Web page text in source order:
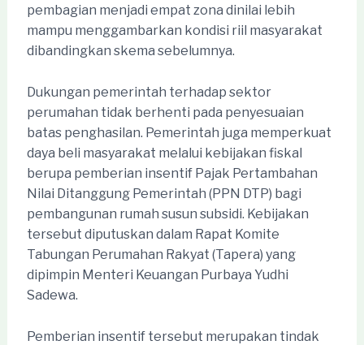
pembagian menjadi empat zona dinilai lebih
mampu menggambarkan kondisi riil masyarakat
dibandingkan skema sebelumnya.
Dukungan pemerintah terhadap sektor
perumahan tidak berhenti pada penyesuaian
batas penghasilan. Pemerintah juga memperkuat
daya beli masyarakat melalui kebijakan fiskal
berupa pemberian insentif Pajak Pertambahan
Nilai Ditanggung Pemerintah (PPN DTP) bagi
pembangunan rumah susun subsidi. Kebijakan
tersebut diputuskan dalam Rapat Komite
Tabungan Perumahan Rakyat (Tapera) yang
dipimpin Menteri Keuangan Purbaya Yudhi
Sadewa.
Pemberian insentif tersebut merupakan tindak